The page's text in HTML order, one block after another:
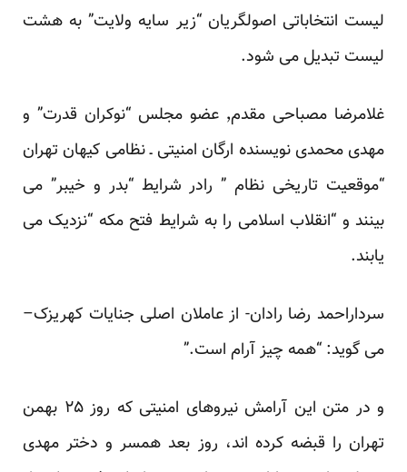
لیست انتخاباتی اصولگریان “زیر سایه ولایت” به هشت
لیست تبدیل می شود.
غلامرضا مصباحی مقدم٬ عضو مجلس “نوکران قدرت” و
مهدی محمدی نویسنده ارگان امنیتی ـ نظامی کیهان تهران
“موقعیت تاریخی نظام ” رادر شرایط “بدر و خیبر” می
بینند و “انقلاب اسلامی را به شرایط فتح مکه “نزدیک می
یابند.
سرداراحمد رضا رادان- از عاملان اصلی جنایات کهریزک–
می گوید: “همه چیز آرام است.”
و در متن این آرامش نیروهای امنیتی که روز ۲۵ بهمن
تهران را قبضه کرده اند، روز بعد همسر و دختر مهدی